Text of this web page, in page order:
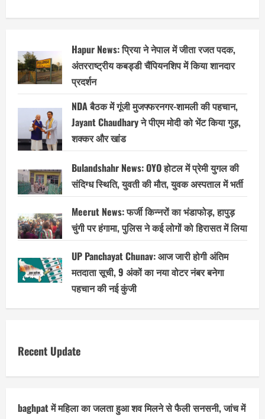
Hapur News: प्रिया ने नेपाल में जीता रजत पदक,
अंतरराष्ट्रीय कबड्डी चैंपियनशिप में किया शानदार
प्रदर्शन
NDA बैठक में गूंजी मुजफ्फरनगर-शामली की पहचान,
Jayant Chaudhary ने पीएम मोदी को भेंट किया गुड़,
शक्कर और खांड
Bulandshahr News: OYO होटल में प्रेमी युगल की
संदिग्ध स्थिति, युवती की मौत, युवक अस्पताल में भर्ती
Meerut News: फर्जी किन्नरों का भंडाफोड़, हापुड़
चुंगी पर हंगामा, पुलिस ने कई लोगों को हिरासत में लिया
UP Panchayat Chunav: आज जारी होगी अंतिम
मतदाता सूची, 9 अंकों का नया वोटर नंबर बनेगा
पहचान की नई कुंजी
Recent Update
baghpat में महिला का जलता हुआ शव मिलने से फैली सनसनी, जांच में